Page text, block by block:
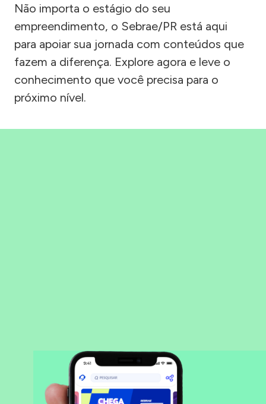
Não importa o estágio do seu
empreendimento, o Sebrae/PR está aqui
para apoiar sua jornada com conteúdos que
fazem a diferença. Explore agora e leve o
conhecimento que você precisa para o
próximo nível.